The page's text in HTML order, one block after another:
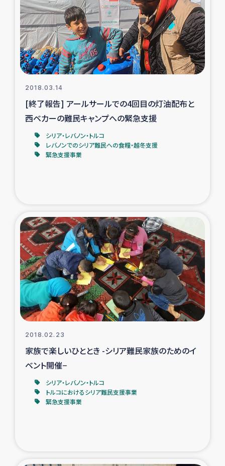
トルコ・シリア地震被災者支援
デニヤヤ小規模紅茶農家支援
コーヒー生産者支援
アイナロ県マウベシ郡でのコーヒー畑改善事業
2018.03.14
[終了報告] アールサールでの4回目の灯油配布と
西ベカーの難民キャンプへの緊急支援
シリア・レバノン・トルコ
レバノンでのシリア難民への食糧・越冬支援
緊急支援事業
2018.02.23
家族で楽しいひととき -シリア難民家族のためのイ
ベント開催−
シリア・レバノン・トルコ
トルコにおけるシリア難民支援事業
緊急支援事業